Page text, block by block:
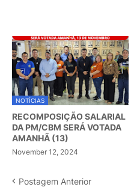
NOTÍCIAS
RECOMPOSIÇÃO SALARIAL
DA PM/CBM SERÁ VOTADA
AMANHÃ (13)
November 12, 2024
Postagem Anterior